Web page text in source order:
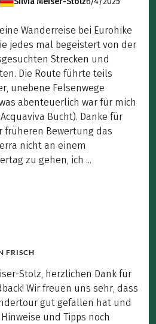
Wanderreise bei Eurohike
jedes mal begeistert von der
Strecken und
Die Route führte teils
unebene Felsenwege
abenteuerlich war für mich
Bucht). Danke für
früheren Bewertung das
nicht an einem
zu gehen, ich ...
FRISCH
Stolz, herzlichen Dank für
Wir freuen uns sehr, dass
gut gefallen hat und
und Tipps noch